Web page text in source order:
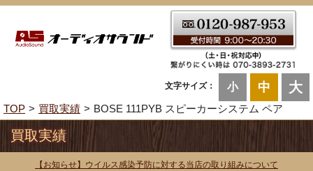
文字サイズ： 小 中 大
TOP 買取実績 BOSE 111PYB スピーカーシステム ペア
買取実績
【お知らせ】ウイルス感染予防に対する当店の取り組みについて